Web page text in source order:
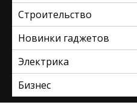
Строительство
Новинки гаджетов
Электрика
Бизнес